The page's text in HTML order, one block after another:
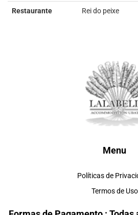
Restaurante Rei do peixe
Menu
Políticas de
Termos de Uso